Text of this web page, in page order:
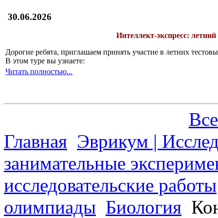
30.06.2026
Интеллект-экспресс: летний
Дорогие ребята, приглашаем принять участие в летних
В этом туре вы узнаете:
Читать полностью...
Главная Эврикум |
занимательные
исследовательские работы
олимпиады Биология